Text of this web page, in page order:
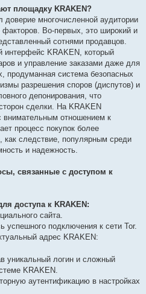
площадку KRAKEN?
многочисленной аудитории
Во-первых, это широкий и
сотнями продавцов.
интерфейс KRAKEN, который
и управление заказами даже для
продуманная система безопасных
разрешения споров (диспутов) и
депонирования, что
сделки. На KRAKEN
внимательным отношением к
процесс покупок более
следствие, популярным среди
и надежность.
связанные с доступом к
доступа к KRAKEN:
сайта.
успешного подключения к сети Tor.
адрес KRAKEN:
уникальный логин и сложный
KRAKEN.
аутентификацию в настройках